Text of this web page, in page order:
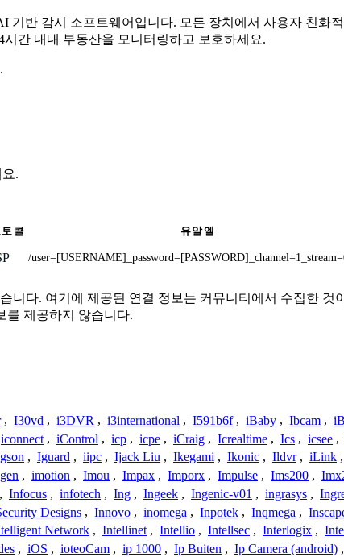
기반 감시 소프트웨어입니다. 모든 장치에서 사용자 친화
간 내내 부동산을 모니터링하고 보호하세요.
.
콜 유알엘
/
니다. 여기에 제공된 연결 정보는 커뮤니티에서 수집한
를 제공하지 않습니다.
, I30vd , i3DVR , i3international , I591b6f , iBaby , Ibcam ,
iconnect , iControl , icp , icpe , iCraig , Icrealtime , Ics , icsee ,
, Iguard , iipc , Ijack Liu , Ikegami , Ikonic , Ildvr , iLink ,
, imotion , Imou , Impax , Imporx , Impulse , Ims200 ,
, Infocus , infotech , Ing , Ingeek , Ingenic-v01 , ingrasys ,
Designs , Innovo , inomega , Inpotek , Inqmega ,
Network , Intellinet , Intellio , Intellsec , Interlogix ,
, iOS , ioteoCam , ip 1000 , Ip Buiten , Ip Camera (android) ,